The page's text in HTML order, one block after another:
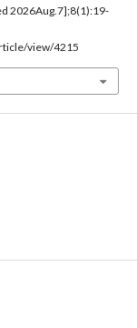
2026Aug.7];8(1):19-
view/4215